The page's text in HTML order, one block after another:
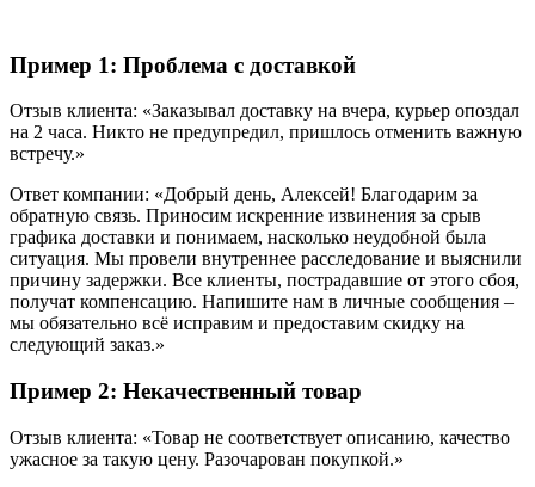
Пример 1: Проблема с доставкой
Отзыв клиента: «Заказывал доставку на вчера, курьер опоздал
на 2 часа. Никто не предупредил, пришлось отменить важную
встречу.»
Ответ компании: «Добрый день, Алексей! Благодарим за
обратную связь. Приносим искренние извинения за срыв
графика доставки и понимаем, насколько неудобной была
ситуация. Мы провели внутреннее расследование и выяснили
причину задержки. Все клиенты, пострадавшие от этого сбоя,
получат компенсацию. Напишите нам в личные сообщения –
мы обязательно всё исправим и предоставим скидку на
следующий заказ.»
Пример 2: Некачественный товар
Отзыв клиента: «Товар не соответствует описанию, качество
ужасное за такую цену. Разочарован покупкой.»